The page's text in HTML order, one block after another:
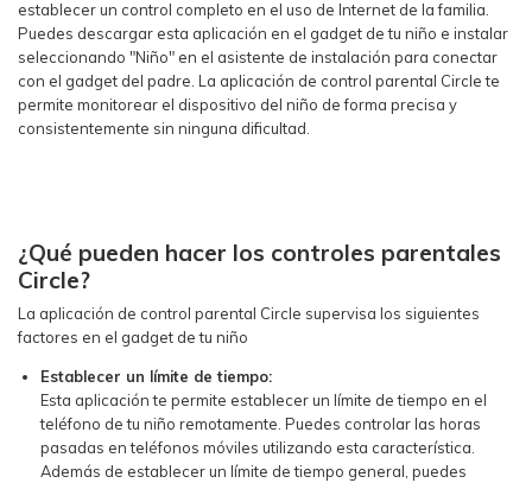
establecer un control completo en el uso de Internet de la familia.
Puedes descargar esta aplicación en el gadget de tu niño e instalar
seleccionando "Niño" en el asistente de instalación para conectar
con el gadget del padre. La aplicación de control parental Circle te
permite monitorear el dispositivo del niño de forma precisa y
consistentemente sin ninguna dificultad.
¿Qué pueden hacer los controles parentales
Circle?
La aplicación de control parental Circle supervisa los siguientes
factores en el gadget de tu niño
Establecer un límite de tiempo:
Esta aplicación te permite establecer un límite de tiempo en el
teléfono de tu niño remotamente. Puedes controlar las horas
pasadas en teléfonos móviles utilizando esta característica.
Además de establecer un límite de tiempo general, puedes